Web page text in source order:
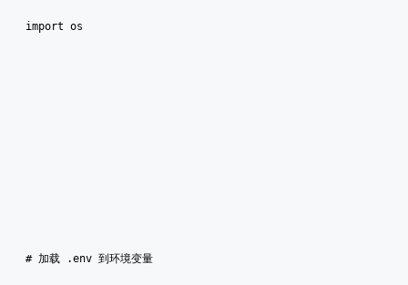
import os
# 加载 .env 到环境变量